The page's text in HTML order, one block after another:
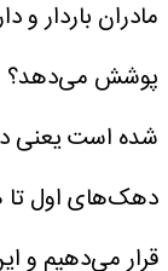
مادران باردار
پوشش می‌دهد؟
شده است یعنی
دهک‌های اول تا
قرار می‌دهیم و